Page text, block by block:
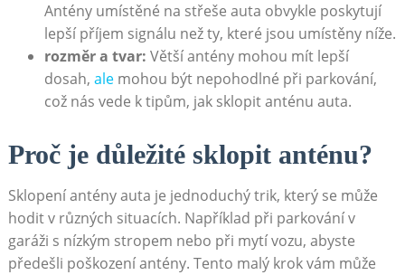
Antény umístěné na střeše auta obvykle poskytují
lepší příjem signálu než ty, které jsou⁢ umístěny níže.
rozměr a tvar: Větší antény⁤ mohou mít lepší
dosah, ‍ alemohou⁢ být nepohodlné při parkování,
což nás vede k tipům, jak sklopit anténu auta.
Proč ​je⁣ důležité sklopit anténu?
Sklopení antény auta⁤ je jednoduchý trik, který se může
hodit v různých situacích. Například při parkování v
garáži⁢ s nízkým stropem nebo při mytí vozu, abyste
předešli poškození antény. Tento malý krok vám může